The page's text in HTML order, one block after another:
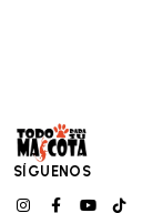
SÍGUENOS